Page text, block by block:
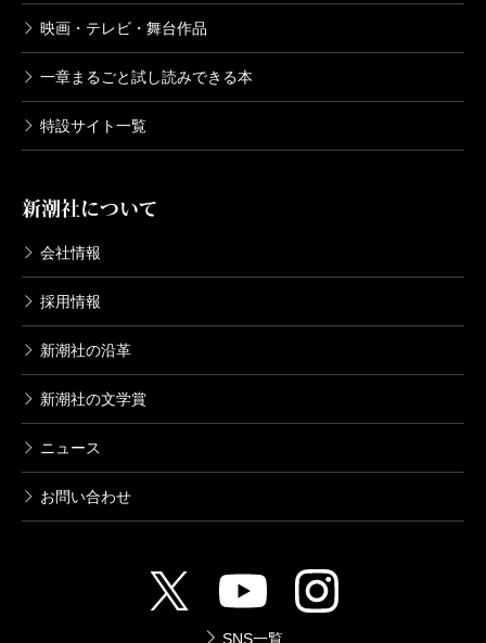
漁りする海人の子どもと人は言へど見るに知らえぬ
貴人（うまひと）の子と（巻五・八五三番）
こんな歌から始まる8首、いったいなにが始まるのか
といえば、「松浦川」という河川のほとりで美しい少
る。しかし大伴旅人がつくったとされる「松浦川で美
少女と俺が出会っちゃった物語」、なんでこんな妄想
物語（妄想といってしまっていいだろう、松浦川とい
うのは佐賀県内を流れる小河川で、その上流を彼は神
仙境と見立てているのだ）を綴ったかといえば、彼が
当時読んでいたであろう中国文学『遊仙窟』の影響だ
った。
日本を想像してほしい。それまで愛や恋を口に出すだ
流行歌では愛や恋を歌いたがったのはなぜだったか。
そう、洋楽が入ってきたからだった。欧米の歌詞が愛
や恋を堂々と口にしていれば、それに影響を受け、と
映画・テレビ・舞台作品
一章まるごと試し読みできる本
特設サイト一覧
新潮社について
会社情報
採用情報
新潮社の沿革
新潮社の文学賞
ニュース
お問い合わせ
SNS一覧